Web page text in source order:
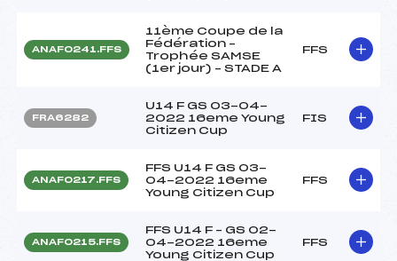
ANAF0241.FFS
11ème Coupe de la
Fédération –
Trophée SAMSE
(1er jour) – STADE A
FFS
FRA6282
U14 F GS 03-04-
2022 16eme Young
Citizen Cup
FIS
ANAF0217.FFS
FFS U14 F GS 03-
04-2022 16eme
Young Citizen Cup
FFS
ANAF0215.FFS
FFS U14 F – GS 02-
04-2022 16eme
Young Citizen Cup
FFS